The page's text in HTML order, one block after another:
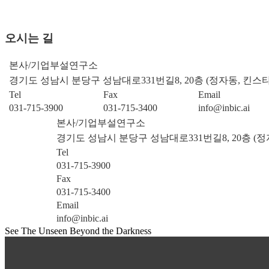
오시는 길
본사/기업부설연구소
경기도 성남시 분당구 성남대로331번길8, 20층 (정자동, 킨스
Tel
Fax
Email
031-715-3900
031-715-3400
info@inbic.ai
본사/기업부설연구소
경기도 성남시 분당구 성남대로331번길8, 20층 (
Tel
031-715-3900
Fax
031-715-3400
Email
info@inbic.ai
See The Unseen Beyond the Darkness